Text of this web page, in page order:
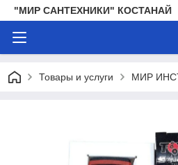
"МИР САНТЕХНИКИ" КОСТАНАЙ
Товары и услуги МИР